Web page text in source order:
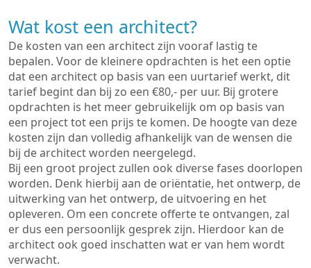
Wat kost een architect?
De kosten van een architect zijn vooraf lastig te
bepalen. Voor de kleinere opdrachten is het een optie
dat een architect op basis van een uurtarief werkt, dit
tarief begint dan bij zo een €80,- per uur. Bij grotere
opdrachten is het meer gebruikelijk om op basis van
een project tot een prijs te komen. De hoogte van deze
kosten zijn dan volledig afhankelijk van de wensen die
bij de architect worden neergelegd.
Bij een groot project zullen ook diverse fases doorlopen
worden. Denk hierbij aan de oriëntatie, het ontwerp, de
uitwerking van het ontwerp, de uitvoering en het
opleveren. Om een concrete offerte te ontvangen, zal
er dus een persoonlijk gesprek zijn. Hierdoor kan de
architect ook goed inschatten wat er van hem wordt
verwacht.